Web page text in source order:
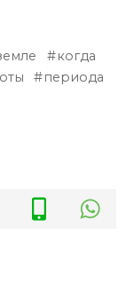
когда
периода